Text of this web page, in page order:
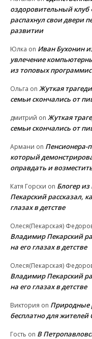
оздоровительный
распахнул свои двери
развитии
Юлка on Иван Бухонин
увлечение
из топовых
Ольга on Жуткая
семьи скончались от
дмитрий on Жуткая
семьи скончались от
Армани on Пенсионера-
который
оправдать и
Катя Горски on Блогер
Пекарский рассказал,
глазах в детстве
Олеся(Пекарская)
Владимир Пекарский
на его глазах в детстве
Олеся(Пекарская)
Владимир Пекарский
на его глазах в детстве
Виктория on Природные
бесплатно для жителей
Гость on В